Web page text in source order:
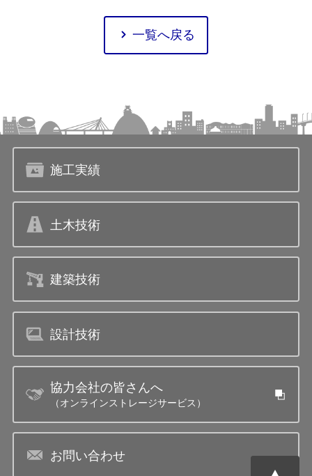
一覧へ戻る
施工実績
土木技術
建築技術
設計技術
協力会社の皆さんへ
（オンラインストレージサービス）
お問い合わせ